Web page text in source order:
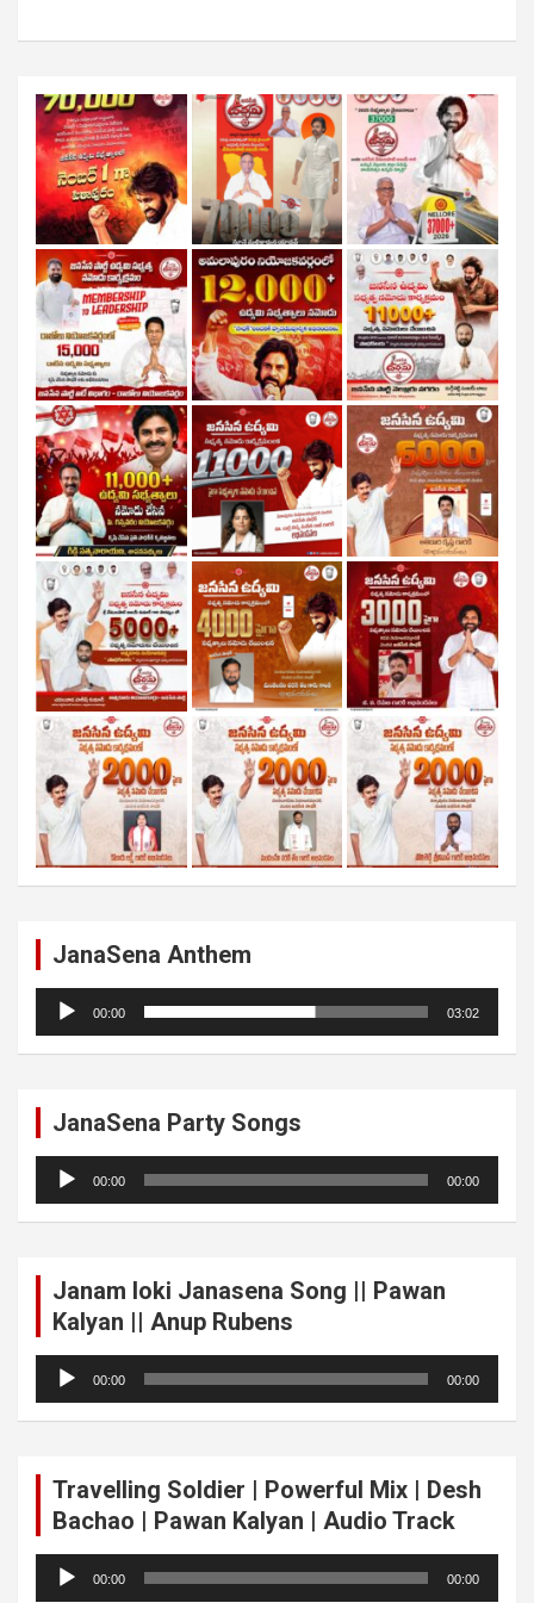
JanaSena Anthem
Audio
Player
00:00 03:02
JanaSena Party Songs
Audio
Player
00:00 00:00
Janam loki Janasena Song || Pawan
Kalyan || Anup Rubens
Audio
Player
00:00 00:00
Travelling Soldier | Powerful Mix | Desh
Bachao | Pawan Kalyan | Audio Track
Audio
Player
00:00 00:00